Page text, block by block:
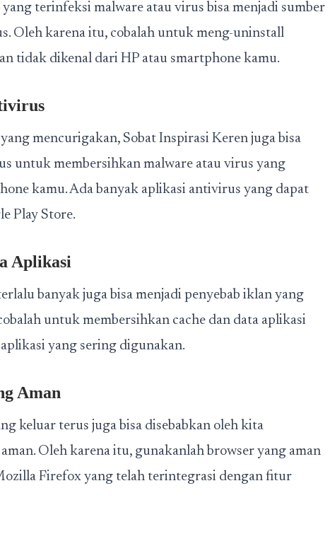
terinfeksi malware atau virus bisa menjadi sumber
Oleh karena itu, cobalah untuk meng-uninstall
tidak dikenal dari HP atau smartphone kamu.
mencurigakan, Sobat Inspirasi Keren juga bisa
untuk membersihkan malware atau virus yang
kamu. Ada banyak aplikasi antivirus yang dapat
Play Store.
Aplikasi
banyak juga bisa menjadi penyebab iklan yang
untuk membersihkan cache dan data aplikasi
yang sering digunakan.
Aman
keluar terus juga bisa disebabkan oleh kita
Oleh karena itu, gunakanlah browser yang aman
Firefox yang telah terintegrasi dengan fitur